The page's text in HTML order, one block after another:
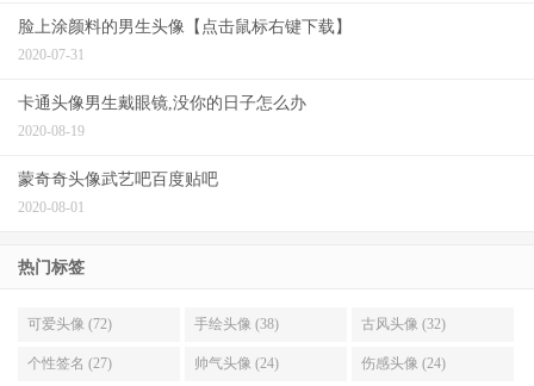
脸上涂颜料的男生头像【点击鼠标右键下载】
2020-07-31
卡通头像男生戴眼镜,没你的日子怎么办
2020-08-19
蒙奇奇头像武艺吧百度贴吧
2020-08-01
热门标签
可爱头像 (72) 手绘头像 (38) 古风头像 (32)
个性签名 (27) 帅气头像 (24) 伤感头像 (24)